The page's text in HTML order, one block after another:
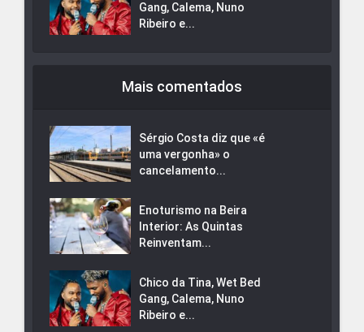
Gang, Calema, Nuno
Ribeiro e...
Mais comentados
Sérgio Costa diz que «é
uma vergonha» o
cancelamento...
Enoturismo na Beira
Interior: As Quintas
Reinventam...
Chico da Tina, Wet Bed
Gang, Calema, Nuno
Ribeiro e...